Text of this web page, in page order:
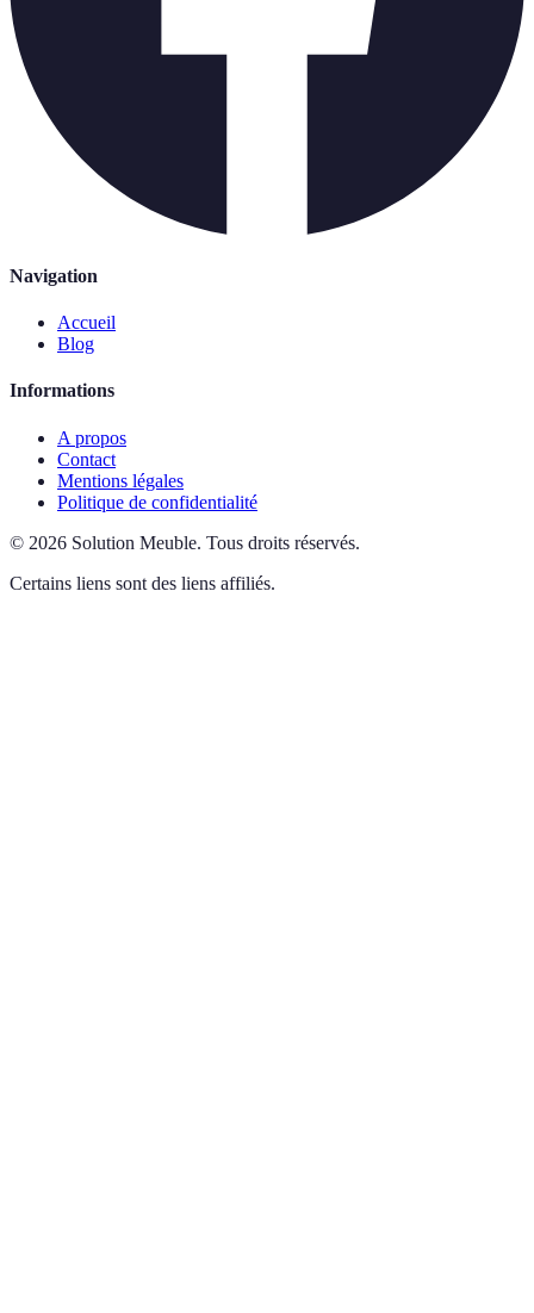
Navigation
Accueil
Blog
Informations
A propos
Contact
Mentions légales
Politique de confidentialité
© 2026 Solution Meuble. Tous droits réservés.
Certains liens sont des liens affiliés.